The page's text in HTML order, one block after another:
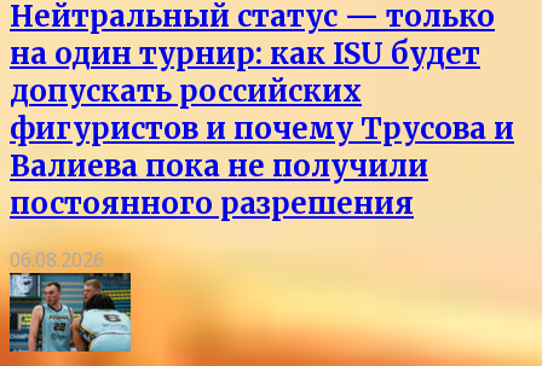
Нейтральный статус — только
на один турнир: как ISU будет
допускать российских
фигуристов и почему Трусова и
Валиева пока не получили
постоянного разрешения
06.08.2026